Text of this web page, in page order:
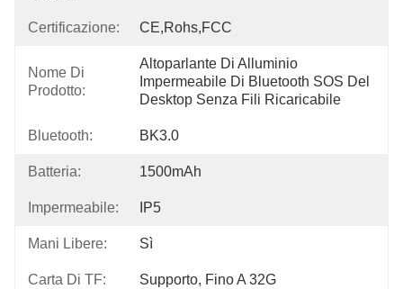
Certificazione: CE,Rohs,FCC
Nome Di
Prodotto:
Altoparlante Di Alluminio
Impermeabile Di Bluetooth SOS Del
Desktop Senza Fili Ricaricabile
Bluetooth: BK3.0
Batteria: 1500mAh
Impermeabile: IP5
Mani Libere: Sì
Carta Di TF: Supporto, Fino A 32G